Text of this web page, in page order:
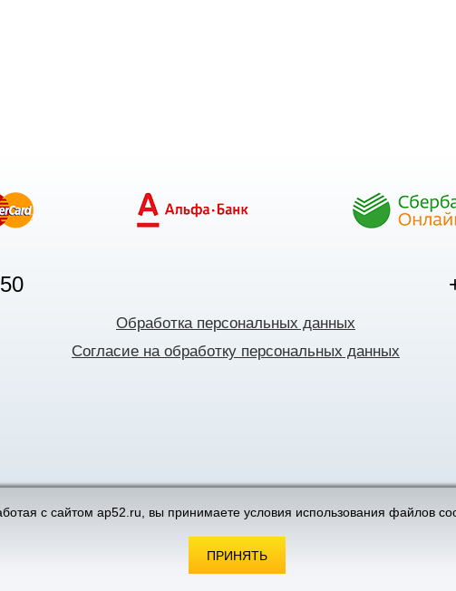
Обработка персональных данных
Согласие на обработку персональных данных
с сайтом ap52.ru, вы принимаете условия использования файлов
ПРИНЯТЬ